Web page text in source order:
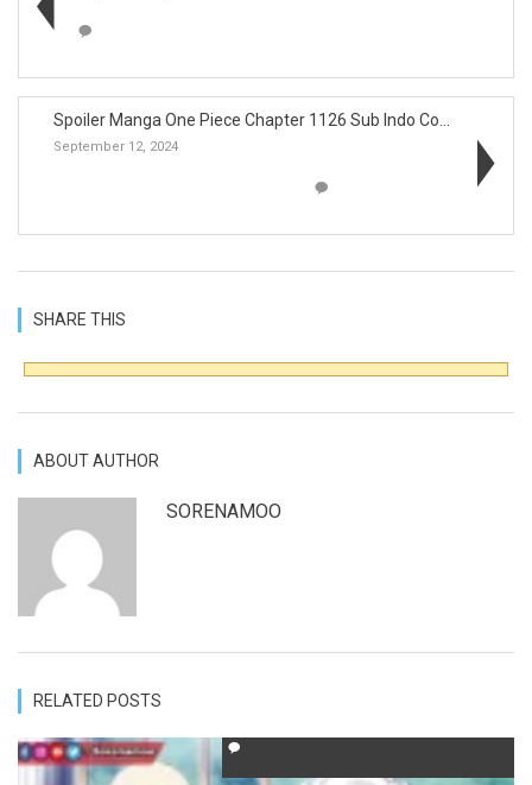
Spoiler Manga One Piece Chapter 1126 Sub Indo Comp...
September 12, 2024
SHARE THIS
ABOUT AUTHOR
SORENAMOO
RELATED POSTS